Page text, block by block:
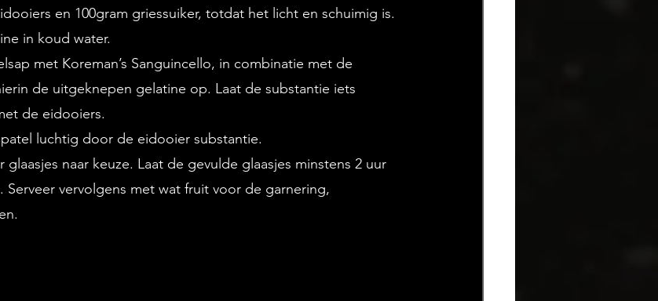
en 100gram griessuiker, totdat het licht en schuimig is.
in koud water.
met Koreman’s Sanguincello, in combinatie met de
de uitgeknepen gelatine op. Laat de substantie iets
de eidooiers.
luchtig door de eidooier substantie.
glaasjes naar keuze. Laat de gevulde glaasjes minstens 2 uur
Serveer vervolgens met wat fruit voor de garnering,